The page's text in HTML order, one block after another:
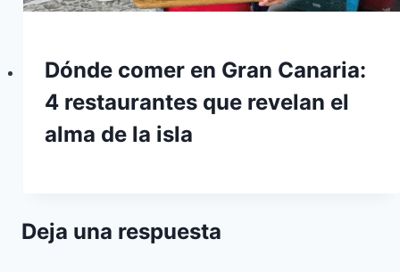
Dónde comer en Gran Canaria:
4 restaurantes que revelan el
alma de la isla
Deja una respuesta